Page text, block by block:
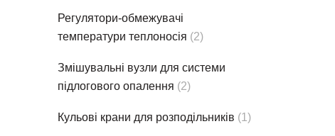
Регулятори-обмежувачі
температури теплоносія (2)
Змішувальні вузли для системи
підлогового опалення (2)
Кульові крани для розподільників (1)